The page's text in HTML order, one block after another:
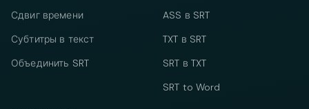
Сдвиг времени
Субтитры в текст
Объединить SRT
ASS в SRT
TXT в SRT
SRT в TXT
SRT to Word